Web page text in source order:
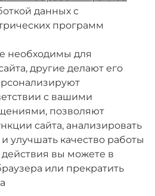
данных с
программ
необходимы для
другие делают его
с вашими
позволяют
сайта, анализировать
улучшать качество работы
действия вы можете в
или прекратить